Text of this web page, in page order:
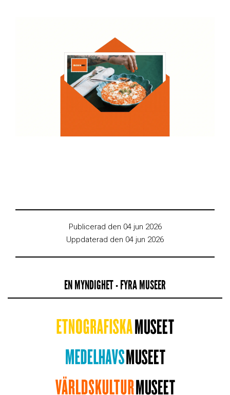
Publicerad den 04 jun 2026
Uppdaterad den 04 jun 2026
EN MYNDIGHET - FYRA MUSEER